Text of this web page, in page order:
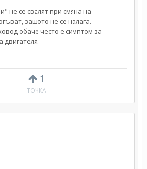
1
ТОЧКА
не се свалят при смяна на
защото не се налага.
обаче често е симптом за
двигателя.